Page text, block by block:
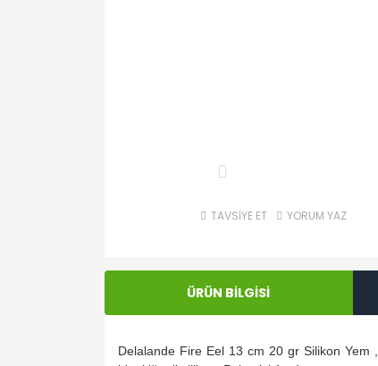
TAVSİYE ET YORUM YAZ
ÜRÜN BİLGİSİ
Delalande Fire Eel 13 cm 20 gr Silikon Yem